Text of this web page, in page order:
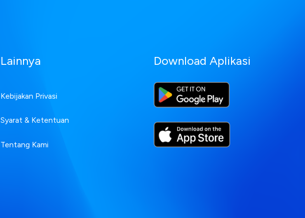
Lainnya
Kebijakan Privasi
Syarat & Ketentuan
Tentang Kami
Download Aplikasi